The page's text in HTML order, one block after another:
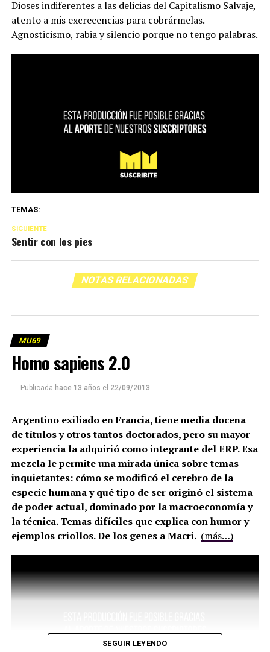
Dioses indiferentes a las delicias del Capitalismo Salvaje,
atento a mis excrecencias para cobrármelas.
Agnosticismo, rabia y silencio porque no tengo palabras.
TEMAS:
SIGUIENTE
Sentir con los pies
NOTAS RELACIONADAS
MU69
Homo sapiens 2.0
Publicada hace 13 años el 22/09/2013
Argentino exiliado en Francia, tiene media docena
de títulos y otros tantos doctorados, pero su mayor
experiencia la adquirió como integrante del ERP. Esa
mezcla le permite una mirada única sobre temas
inquietantes: cómo se modificó el cerebro de la
especie humana y qué tipo de ser originó el sistema
de poder actual, dominado por la macroeconomía y
la técnica. Temas difíciles que explica con humor y
ejemplos criollos. De los genes a Macri. (más…)
SEGUIR LEYENDO